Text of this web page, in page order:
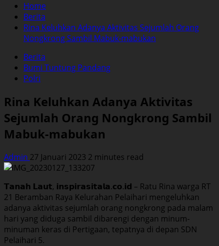
Home
Berita
Rina Keluhkan Adanya Aktivitas Sejumlah Orang
Nongkrong Sambil Mabuk-mabukan
Berita
Bumi Tuntung Pandang
Polri
Rina Keluhkan Adanya Aktivitas
Sejumlah Orang Nongkrong Sambil
Mabuk-mabukan
Admin 27 Januari 2023 2 minutes read
𝗧𝗮𝗻𝗮𝗵 𝗟𝗮𝘂𝘁, 𝗶𝗻𝘀𝗽𝗶𝗿𝗮𝘀𝗶𝘁𝗮𝗹𝗮.𝗰𝗼.𝗶𝗱 – Ratu Rina warga RT
21 Beramban Raya Kelurahan Pelaihari mengeluhkan
adanya aktivitas sejumlah orang nongkrong pada malam
hari yang diduga sambil dibarengi dengan minum-
minuman keras di Pertigaan, tepatnya di depan SDN
Pelaihari 5.